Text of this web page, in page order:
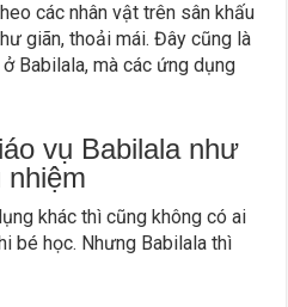
các nhân vật trên sân khấu
giãn, thoải mái. Đây cũng là
Babilala, mà các ứng dụng
vụ Babilala như
nhiệm
khác thì cũng không có ai
bé học. Nhưng Babilala thì